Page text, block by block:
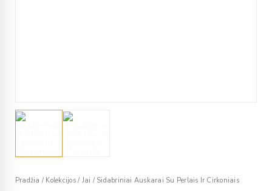
Pradžia / Kolekcijos / Jai /Sidabriniai Auskarai Su Perlais Ir Cirkoniais